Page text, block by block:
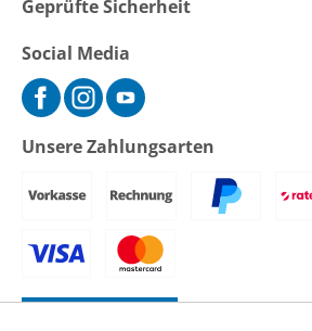
Geprüfte Sicherheit
Social Media
Unsere Zahlungsarten